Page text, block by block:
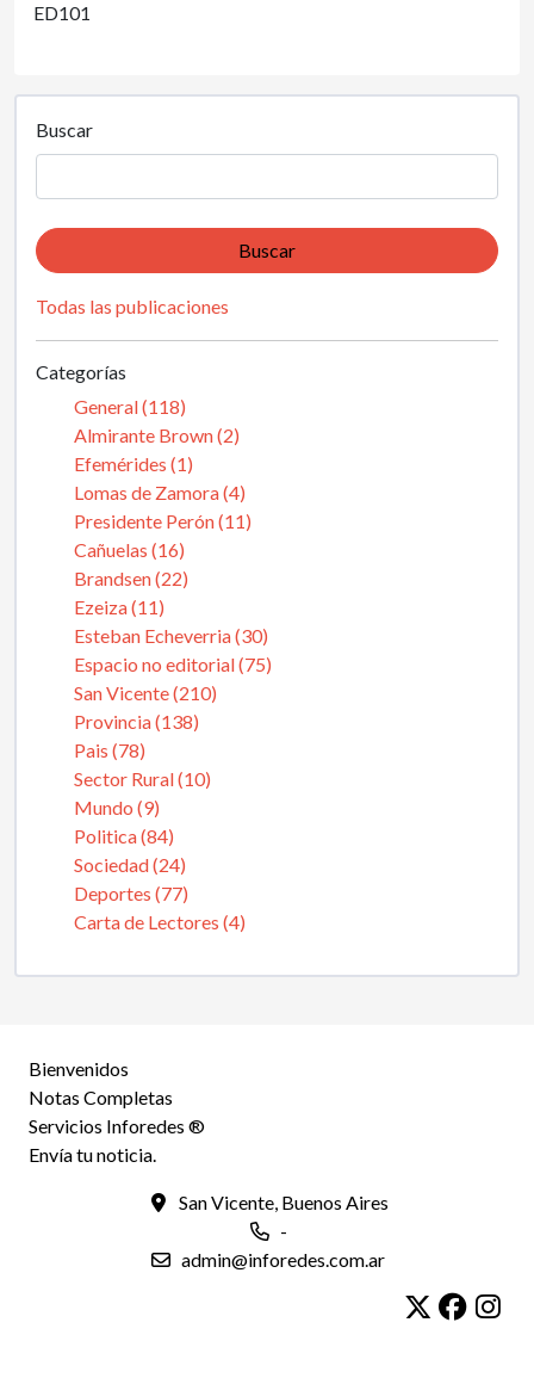
ED101
Buscar
Buscar
Todas las publicaciones
Categorías
General (118)
Almirante Brown (2)
Efemérides (1)
Lomas de Zamora (4)
Presidente Perón (11)
Cañuelas (16)
Brandsen (22)
Ezeiza (11)
Esteban Echeverria (30)
Espacio no editorial (75)
San Vicente (210)
Provincia (138)
Pais (78)
Sector Rural (10)
Mundo (9)
Politica (84)
Sociedad (24)
Deportes (77)
Carta de Lectores (4)
Bienvenidos
Notas Completas
Servicios Inforedes ®
Envía tu noticia.
San Vicente, Buenos Aires
-
admin@inforedes.com.ar